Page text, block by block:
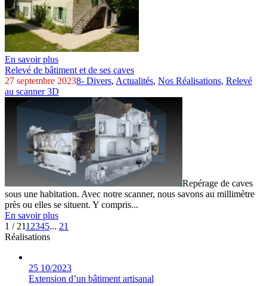
En savoir plus
Relevé de bâtiment et de ses caves
27 septembre 20238- Divers, Actualités, Nos Réalisations, Relevé
au scanner 3D
Repérage de caves
sous une habitation. Avec notre scanner, nous savons au millimètre
près ou elles se situent. Y compris...
En savoir plus
1 / 211 2345... 21
Réalisations
25 10/2023
Extension d’un bâtiment artisanal